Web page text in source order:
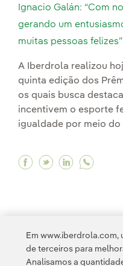
Ignacio Galán: “Com
gerando um
muitas pessoas felizes”
A Iberdrola realizou
quinta edição dos
os quais busca
incentivem o esporte
igualdade por meio do
Facebook
TwitterLinkedin
1
Em
de terceiros para
Analisamos a